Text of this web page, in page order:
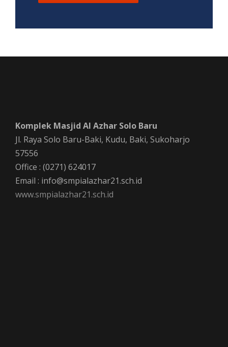
Komplek Masjid Al Azhar Solo Baru
Jl. Raya Solo Baru-Baki, Kudu, Baki, Sukoharjo
57556
Office : (0271) 624017
Email : info@smpialazhar21.sch.id
www.smpialazhar21.sch.id